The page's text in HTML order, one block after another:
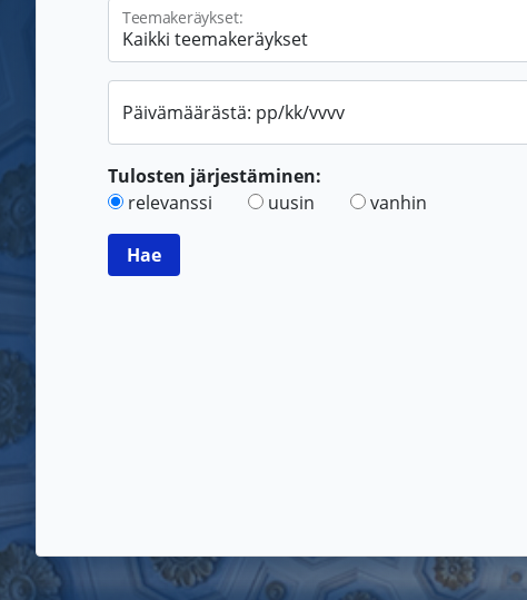
Teemakeräykset:
Päivämäärästä: pp/kk/vvvv
Tulosten järjestäminen:
relevanssi
uusin vanhin